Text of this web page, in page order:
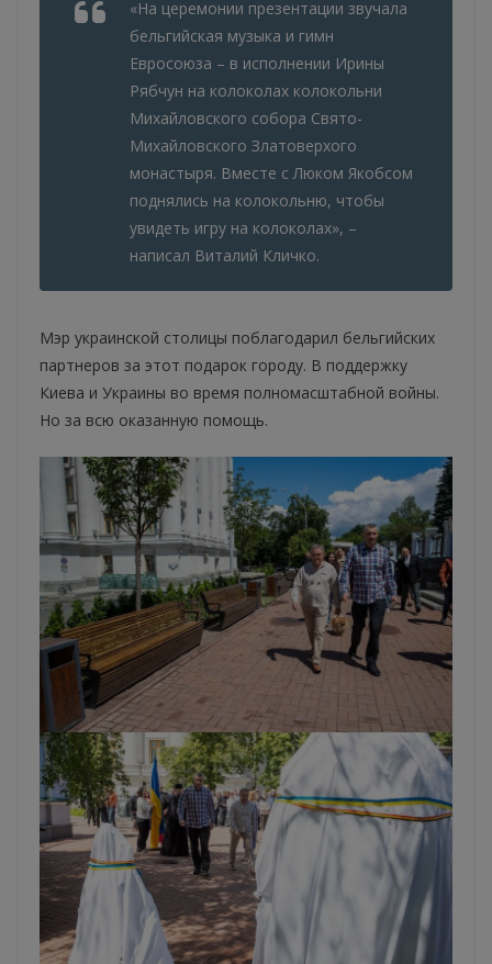
«На церемонии презентации звучала
бельгийская музыка и гимн
Евросоюза – в исполнении Ирины
Рябчун на колоколах колокольни
Михайловского собора Свято-
Михайловского Златоверхого
монастыря. Вместе с Люком Якобсом
поднялись на колокольню, чтобы
увидеть игру на колоколах», –
написал Виталий Кличко.
Мэр украинской столицы поблагодарил бельгийских
партнеров за этот подарок городу. В поддержку
Киева и Украины во время полномасштабной войны.
Но за всю оказанную помощь.